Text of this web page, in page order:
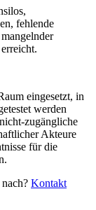
fehlende
eingesetzt, in
werden
zugängliche
Akteure
für die
Kontakt